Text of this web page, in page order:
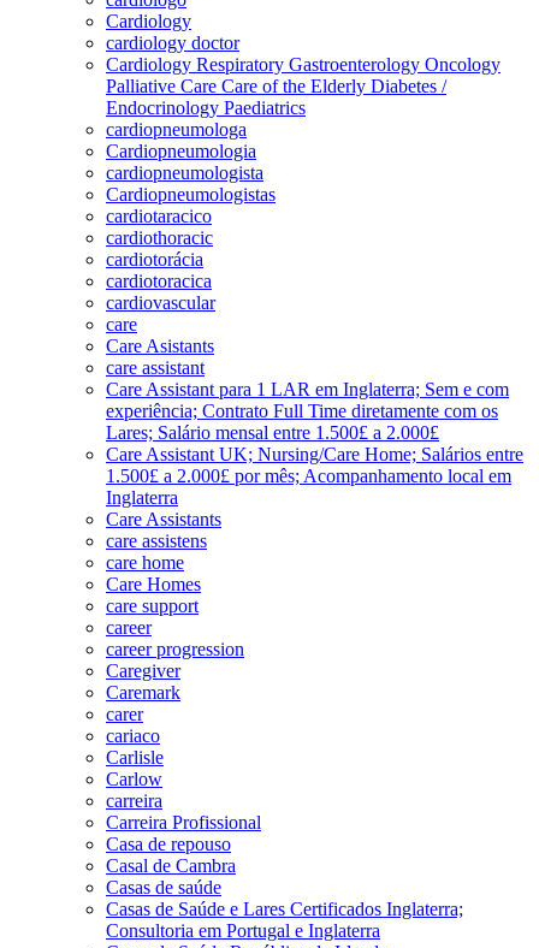
Cardiology
cardiology doctor
Cardiology Respiratory Gastroenterology Oncology
Palliative Care Care of the Elderly Diabetes /
Endocrinology Paediatrics
cardiopneumologa
Cardiopneumologia
cardiopneumologista
Cardiopneumologistas
cardiotaracico
cardiothoracic
cardiotorácia
cardiotoracica
cardiovascular
care
Care Asistants
care assistant
Care Assistant para 1 LAR em Inglaterra; Sem e com
experiência; Contrato Full Time diretamente com os
Lares; Salário mensal entre 1.500£ a 2.000£
Care Assistant UK; Nursing/Care Home; Salários entre
1.500£ a 2.000£ por mês; Acompanhamento local em
Inglaterra
Care Assistants
care assistens
care home
Care Homes
care support
career
career progression
Caregiver
Caremark
carer
cariaco
Carlisle
Carlow
carreira
Carreira Profissional
Casa de repouso
Casal de Cambra
Casas de saúde
Casas de Saúde e Lares Certificados Inglaterra;
Consultoria em Portugal e Inglaterra